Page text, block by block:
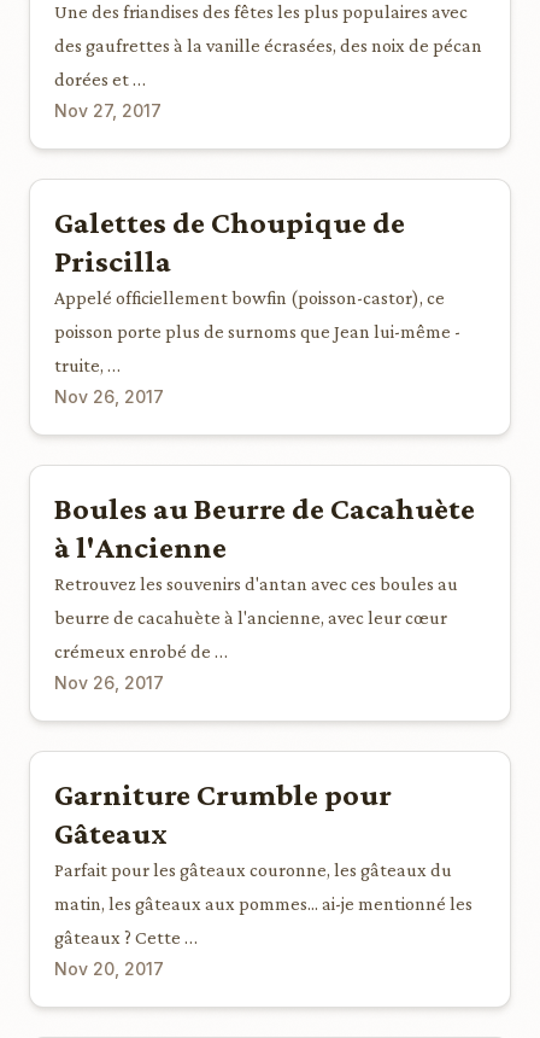
Une des friandises des fêtes les plus populaires avec
des gaufrettes à la vanille écrasées, des noix de pécan
dorées et …
Nov 27, 2017
Galettes de Choupique de
Priscilla
Appelé officiellement bowfin (poisson-castor), ce
poisson porte plus de surnoms que Jean lui-même -
truite, …
Nov 26, 2017
Boules au Beurre de Cacahuète
à l'Ancienne
Retrouvez les souvenirs d'antan avec ces boules au
beurre de cacahuète à l'ancienne, avec leur cœur
crémeux enrobé de …
Nov 26, 2017
Garniture Crumble pour
Gâteaux
Parfait pour les gâteaux couronne, les gâteaux du
matin, les gâteaux aux pommes... ai-je mentionné les
gâteaux ? Cette …
Nov 20, 2017